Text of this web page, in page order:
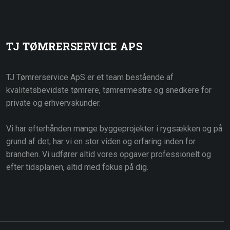
TJ TØMRERSERVICE APS
TJ Tømrerservice ApS er et team bestående af
kvalitetsbevidste tømrere, tømrermestre og snedkere for
private og erhvervskunder.
Vi har efterhånden mange byggeprojekter i rygsækken og på
grund af det, har vi en stor viden og erfaring inden for
branchen. Vi udfører altid vores opgaver professionelt og
efter tidsplanen, altid med fokus på dig.